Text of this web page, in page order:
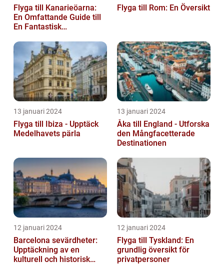
Flyga till Kanarieöarna:
En Omfattande Guide till
En Fantastisk
Flyga till Rom: En Översikt
13 januari 2024
Flyga till Ibiza - Upptäck
Medelhavets pärla
13 januari 2024
Åka till England - Utforska
den Mångfacetterade
Destinationen
12 januari 2024
Barcelona sevärdheter:
Upptäckning av en
kulturell och historisk
12 januari 2024
Flyga till Tyskland: En
grundlig översikt för
privatpersoner